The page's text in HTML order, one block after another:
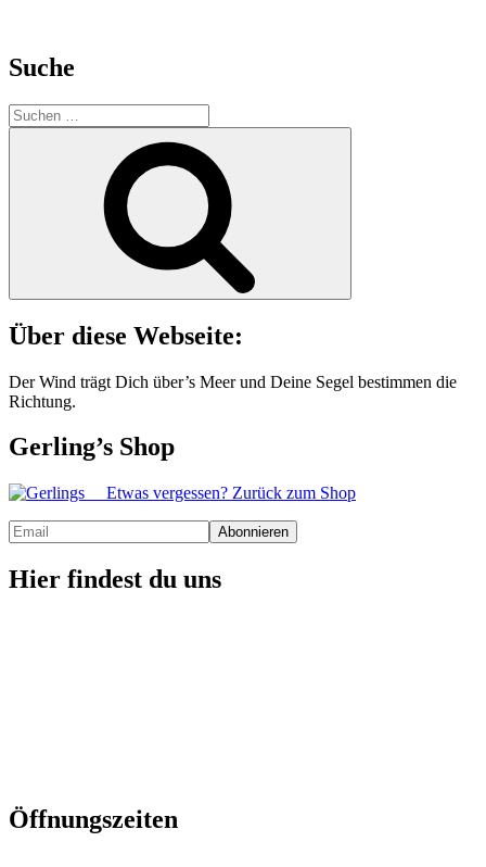
Suche
Suchen
nach:
Über diese Webseite:
Der Wind trägt Dich über’s Meer und Deine Segel bestimmen die
Richtung.
Gerling’s Shop
Etwas vergessen? Zurück zum Shop
Hier findest du uns
Öffnungszeiten